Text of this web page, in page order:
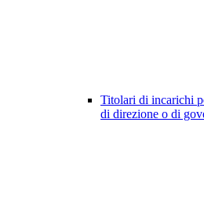
Titolari di incarichi
di direzione o di